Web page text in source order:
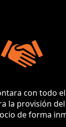
con todo
la provisión
de forma